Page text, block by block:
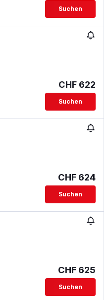
Suchen
CHF 622
Suchen
CHF 624
Suchen
CHF 625
Suchen